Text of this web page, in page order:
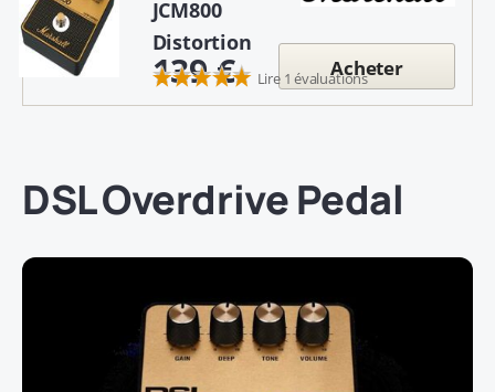
JCM800
Distortion
Lire 1 évaluations
139 € Acheter
DSL Overdrive Pedal